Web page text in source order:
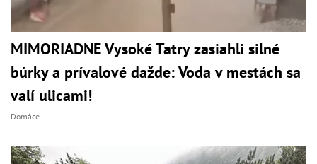
MIMORIADNE Vysoké Tatry zasiahli silné
búrky a prívalové dažde: Voda v mestách sa
valí ulicami!
Domáce